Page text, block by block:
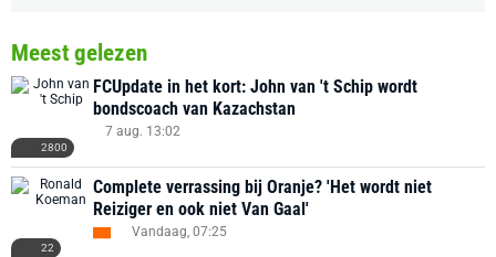
Meest gelezen
2800
FCUpdate in het kort: John van 't Schip wordt
bondscoach van Kazachstan
7 aug. 13:02
22
Complete verrassing bij Oranje? 'Het wordt niet
Reiziger en ook niet Van Gaal'
Vandaag, 07:25